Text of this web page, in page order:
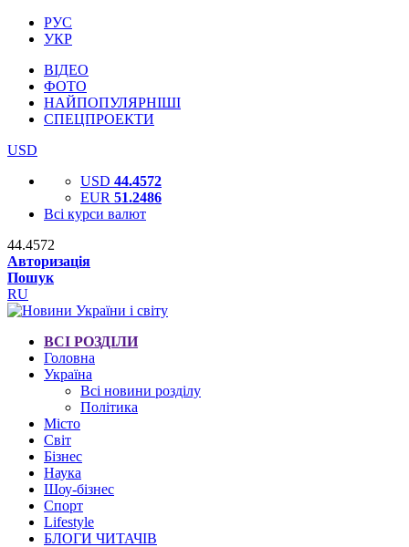
РУС
УКР
ВІДЕО
ФОТО
НАЙПОПУЛЯРНІШІ
СПЕЦПРОЕКТИ
USD
USD 44.4572
EUR 51.2486
Всі курси валют
44.4572
Авторизація
Пошук
RU
ВСІ РОЗДІЛИ
Головна
Україна
Всі новини розділу
Політика
Місто
Світ
Бізнес
Наука
Шоу-бізнес
Спорт
Lifestyle
БЛОГИ ЧИТАЧІВ